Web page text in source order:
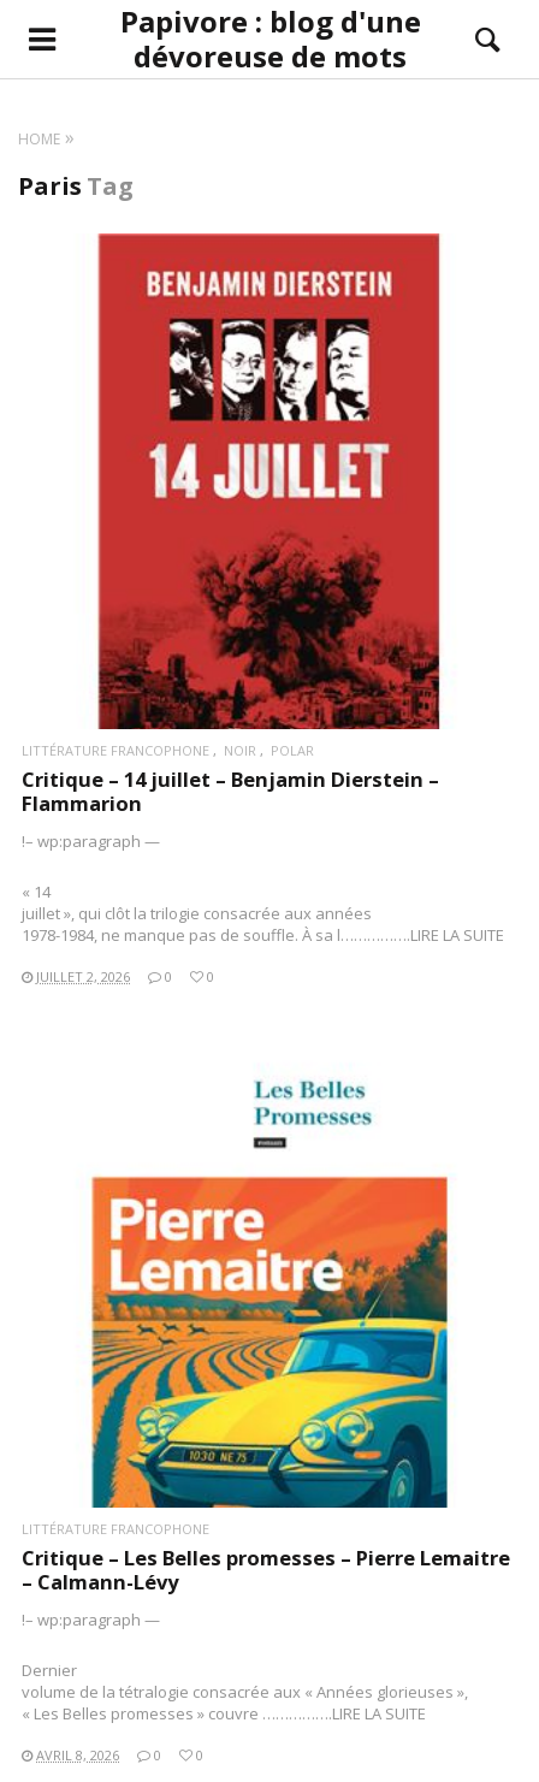
Papivore : blog d'une
dévoreuse de mots
HOME
Paris Tag
LIRE LA SUITE
LITTÉRATURE FRANCOPHONE NOIR POLAR
Critique – 14 juillet – Benjamin Dierstein –
Flammarion
!– wp:paragraph —
« 14
juillet », qui clôt la trilogie consacrée aux années
1978-1984, ne manque pas de souffle. À sa l…………….LIRE LA SUITE
JUILLET 2, 2026 0 0
LIRE LA SUITE
LITTÉRATURE FRANCOPHONE
Critique – Les Belles promesses – Pierre Lemaitre
– Calmann-Lévy
!– wp:paragraph —
Dernier
volume de la tétralogie consacrée aux « Années glorieuses »,
« Les Belles promesses » couvre …………….LIRE LA SUITE
AVRIL 8, 2026 0 0